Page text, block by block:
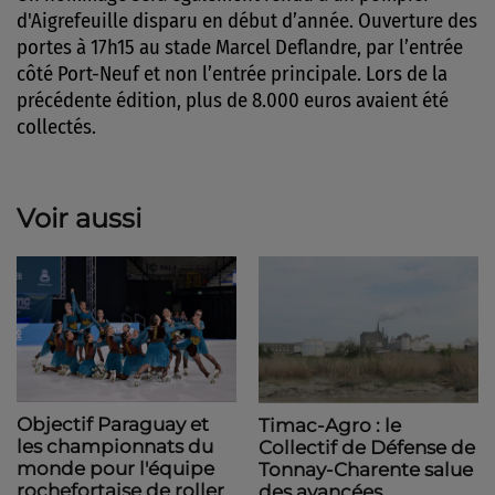
d'Aigrefeuille disparu en début d’année. Ouverture des
portes à 17h15 au stade Marcel Deflandre, par l’entrée
côté Port-Neuf et non l’entrée principale. Lors de la
précédente édition, plus de 8.000 euros avaient été
collectés.
Voir aussi
Objectif Paraguay et
les championnats du
monde pour l'équipe
Timac-Agro : le
Collectif de Défense de
Tonnay-Charente salue